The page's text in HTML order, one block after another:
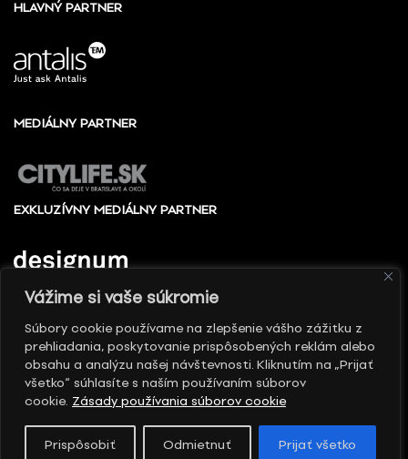
Vážime si vaše súkromie
Súbory cookie používame na zlepšenie vášho zážitku z
prehliadania, poskytovanie prispôsobených reklám alebo
obsahu a analýzu našej návštevnosti. Kliknutím na „Prijať
všetko“ súhlasíte s naším používaním súborov
cookie. Zásady používania súborov cookie
Prispôsobiť Odmietnuť Prijať všetko
HLAVNÝ PARTNER
MEDIÁLNY PARTNER
EXKLUZÍVNY MEDIÁLNY PARTNER
© 2010 - 2026 Slovenské centrum dizajnu, Všetky
práva vyhradené